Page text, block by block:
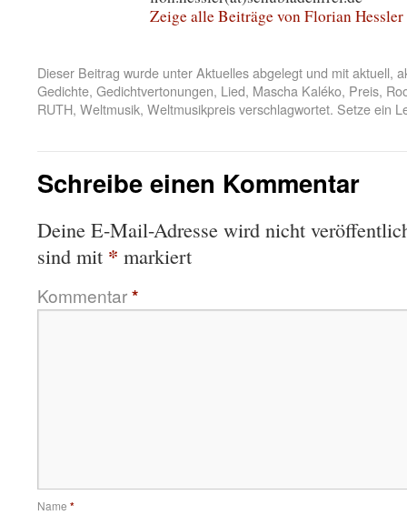
Zeige alle Beiträge von Florian Hessler
Dieser Beitrag wurde unterAktuellesabgelegt und mitaktuell,
Gedichte, Gedichtvertonungen, Lied, Mascha Kaléko, Preis,
RUTH, Weltmusik, Weltmusikpreisverschlagwortet. Setze ein
Schreibe einen Kommentar
Deine E-Mail-Adresse wird nicht
sind mit * markiert
Kommentar*
Name *